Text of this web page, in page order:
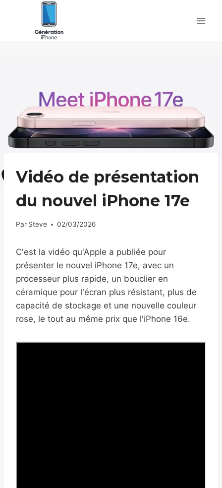
Vidéo de présentation
du nouvel iPhone 17e
Par Steve 02/03/2026
C'est la vidéo qu'Apple a publiée pour
présenter le nouvel iPhone 17e, avec un
processeur plus rapide, un bouclier en
céramique pour l'écran plus résistant, plus de
capacité de stockage et une nouvelle couleur
rose, le tout au même prix que l'iPhone 16e.